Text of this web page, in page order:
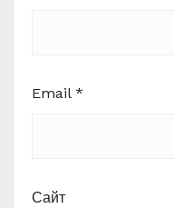
Email *
Сайт